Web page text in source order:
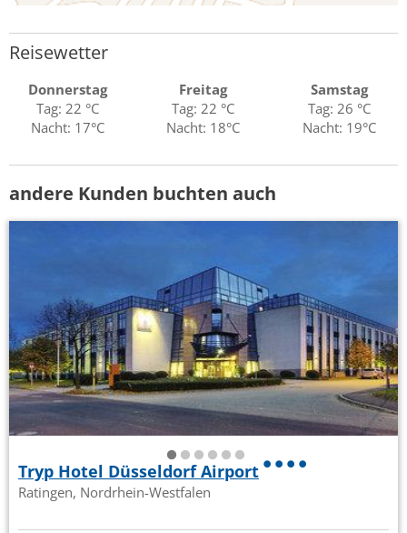
Reisewetter
Donnerstag
Tag: 22 °C
Nacht: 17°C
Freitag
Tag: 22 °C
Nacht: 18°C
Samstag
Tag: 26 °C
Nacht: 19°C
andere Kunden buchten auch
Tryp Hotel Düsseldorf Airport
Ratingen, Nordrhein-Westfalen